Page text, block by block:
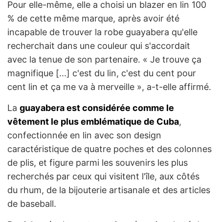
Pour elle-même, elle a choisi un blazer en lin 100
% de cette même marque, après avoir été
incapable de trouver la robe guayabera qu'elle
recherchait dans une couleur qui s'accordait
avec la tenue de son partenaire. « Je trouve ça
magnifique [...] c'est du lin, c'est du cent pour
cent lin et ça me va à merveille », a-t-elle affirmé.
La guayabera est considérée comme le
vêtement le plus emblématique de Cuba,
confectionnée en lin avec son design
caractéristique de quatre poches et des colonnes
de plis, et figure parmi les souvenirs les plus
recherchés par ceux qui visitent l'île, aux côtés
du rhum, de la bijouterie artisanale et des articles
de baseball.